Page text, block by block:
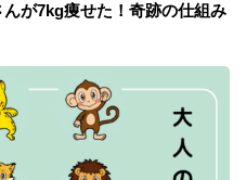
が7kg痩せた！奇跡の仕組み